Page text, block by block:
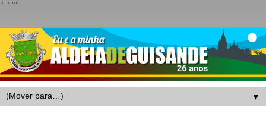
" " ""
▼